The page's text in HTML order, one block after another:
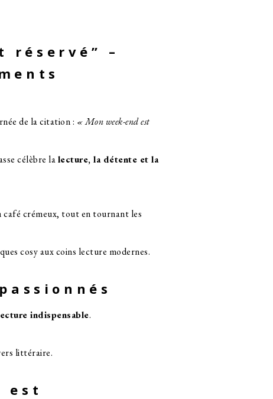
réservé” –
de la citation : « Mon week-end est
célèbre lalecture, la détente et la
café crémeux, tout en tournant les
cosy aux coins lecture modernes.
indispensable.
littéraire.
est